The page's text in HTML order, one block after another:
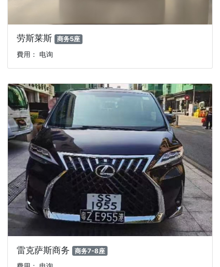
劳斯莱斯 商务5座
費用： 电询
雷克萨斯商务 商务7-8座